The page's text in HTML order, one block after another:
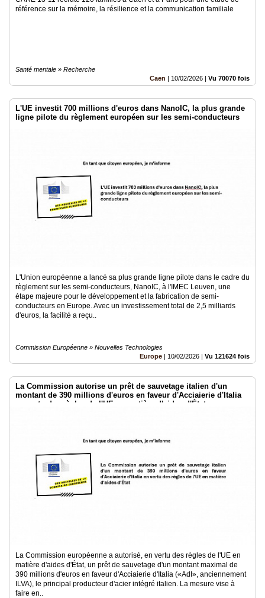
référence sur la mémoire, la résilience et la communication familiale
Santé mentale » Recherche
Caen | 10/02/2026 | Vu 70070 fois
L'UE investit 700 millions d'euros dans NanoIC, la plus grande
ligne pilote du règlement européen sur les semi-conducteurs
L'Union européenne a lancé sa plus grande ligne pilote dans le cadre du
règlement sur les semi-conducteurs, NanoIC, à l'IMEC Leuven, une
étape majeure pour le développement et la fabrication de semi-
conducteurs en Europe. Avec un investissement total de 2,5 milliards
d'euros, la facilité a reçu..
Commission Européenne » Nouvelles Technologies
Europe | 10/02/2026 | Vu 121624 fois
La Commission autorise un prêt de sauvetage italien d'un
montant de 390 millions d'euros en faveur d'Acciaierie d'Italia
en vertu des règles de l'UE en matière d'aides d'État
La Commission européenne a autorisé, en vertu des règles de l'UE en
matière d'aides d'État, un prêt de sauvetage d'un montant maximal de
390 millions d'euros en faveur d'Acciaierie d'Italia («AdI», anciennement
ILVA), le principal producteur d'acier intégré italien. La mesure vise à
faire en..